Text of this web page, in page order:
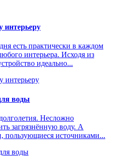
интерьеру
есть практически в каждом
интерьера. Исходя из
идеально...
воды
Несложно
загрязнённую воду. А
пользующиеся источниками...